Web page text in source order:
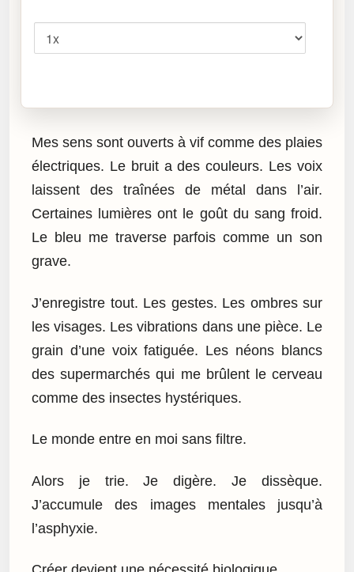
Mes sens sont ouverts à vif comme des plaies
électriques. Le bruit a des couleurs. Les voix
laissent des traînées de métal dans l’air.
Certaines lumières ont le goût du sang froid.
Le bleu me traverse parfois comme un son
grave.
J’enregistre tout. Les gestes. Les ombres sur
les visages. Les vibrations dans une pièce. Le
grain d’une voix fatiguée. Les néons blancs
des supermarchés qui me brûlent le cerveau
comme des insectes hystériques.
Le monde entre en moi sans filtre.
Alors je trie. Je digère. Je dissèque.
J’accumule des images mentales jusqu’à
l’asphyxie.